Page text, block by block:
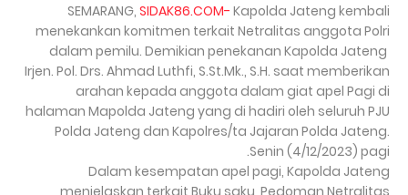
SEMARANG, SIDAK86.COM- Kapolda Jateng kembali
menekankan komitmen terkait Netralitas anggota Polri
dalam pemilu. Demikian penekanan Kapolda Jateng
Irjen. Pol. Drs. Ahmad Luthfi, S.St.Mk., S.H. saat memberikan
arahan kepada anggota dalam giat apel Pagi di
halaman Mapolda Jateng yang di hadiri oleh seluruh PJU
Polda Jateng dan Kapolres/ta Jajaran Polda Jateng.
Senin (4/12/2023) pagi.
Dalam kesempatan apel pagi, Kapolda Jateng
menjelaskan terkait Buku saku Pedoman Netralitas